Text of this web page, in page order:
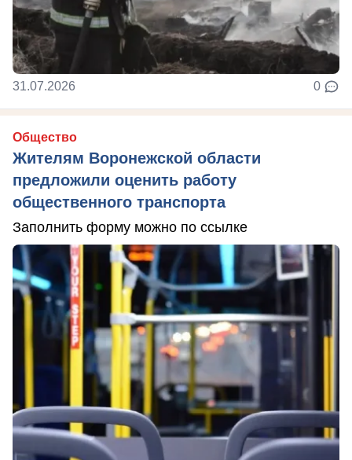
31.07.2026 0
Общество
Жителям Воронежской области
предложили оценить работу
общественного транспорта
Заполнить форму можно по ссылке